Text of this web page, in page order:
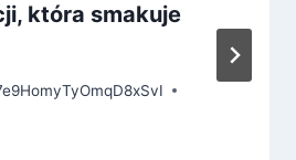
która smakuje